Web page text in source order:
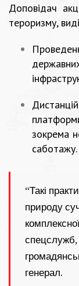
Доповідач
тероризму,
зокрема
саботажу.
“Такі
природу
спецслужб,
генерал.